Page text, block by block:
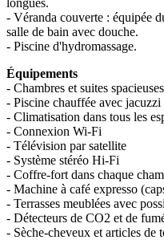
longues.
- Véranda couverte : équipée
salle de bain avec douche.
- Piscine d'hydromassage.
Équipements
- Chambres et suites spacieuses
- Piscine chauffée avec
- Climatisation dans tous les
- Connexion Wi-Fi
- Télévision par satellite
- Système stéréo Hi-Fi
- Coffre-fort dans chaque
- Machine à café expresso
- Terrasses meublées avec
- Détecteurs de CO2 et de
- Sèche-cheveux et articles de